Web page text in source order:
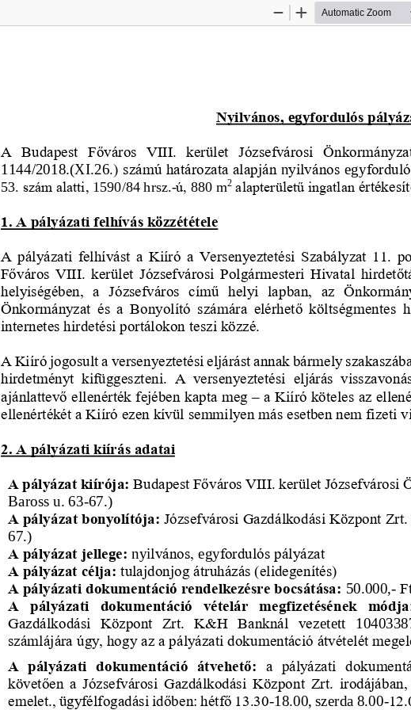
Zoom
Zoom
Nyilvános, egyfordulós
A  Budapest  Főváros  VIII.  kerület  Józsefvárosi
1144/2018 .(XI 26 .) számú határozata alapján nyilvános egy
53 . szám alatti, 1590/84 hrsz. -ú, 880 m2 alapterületű ingatlan
1. A pályázati felhívás közzététele
A  pályázati  felhívást  a  Kiíró  a  Versenyeztetési  Szabályzat  11.
Főváros  VIII. kerület  Józsefvárosi  Polgármesteri  Hivatal
helyiségében,  a  Józsefváros  című  helyi  lapban,  az
Önkormányzat  és  a  Bonyolító  számára  elérhető  költségmentes
internetes hirdetési portálokon teszi közzé.
A Kiíró jogosult a versenyeztetési eljárást annak bármely
hirdetményt  kifüggeszteni.  A  versenyeztetési eljárás
ajánlattevő ellenérték fejében kapta meg – a Kiíró köteles az
ellenértékét a Kiíró ezen kívül semmilyen más esetben nem fizeti
2. A pályázati kiírás adatai
A pályázat kiírója: Budapest Főváros VIII. kerület Józsefvárosi
Baross u. 63-67.)
A pályázat bonyolítója: Józsefvárosi Gazdálkodási Központ
67.)
A pályázat jellege: nyilvános, egyfordulós pályázat
A pályázat célja: tulajdonjog átruházás (elidegenítés)
A pályázati dokumentáció rendelkezésre bocsátása: 50.000,-
A  pályázati  dokumentáció  vételár  megfizetésének  módja
Gazdálkodási  Központ  Zrt.  K&H  Banknál  vezetett
számlájára úgy, hogy az a pályázati dokumentáció átvételét
A  pályázati  dokumentáció  átvehető:
a  pályázati
követően a  Józsefvárosi  Gazdálkodási Központ Zrt.  irodájában,
emelet., ügyfélfogadási időben: hétfő 13.30-18.00, szerda 8.00-